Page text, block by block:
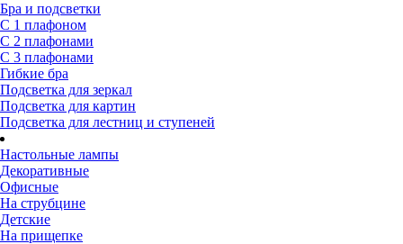
Бра и подсветки
С 1 плафоном
С 2 плафонами
С 3 плафонами
Гибкие бра
Подсветка для зеркал
Подсветка для картин
Подсветка для лестниц и ступеней
Настольные лампы
Декоративные
Офисные
На струбцине
Детские
На прищепке